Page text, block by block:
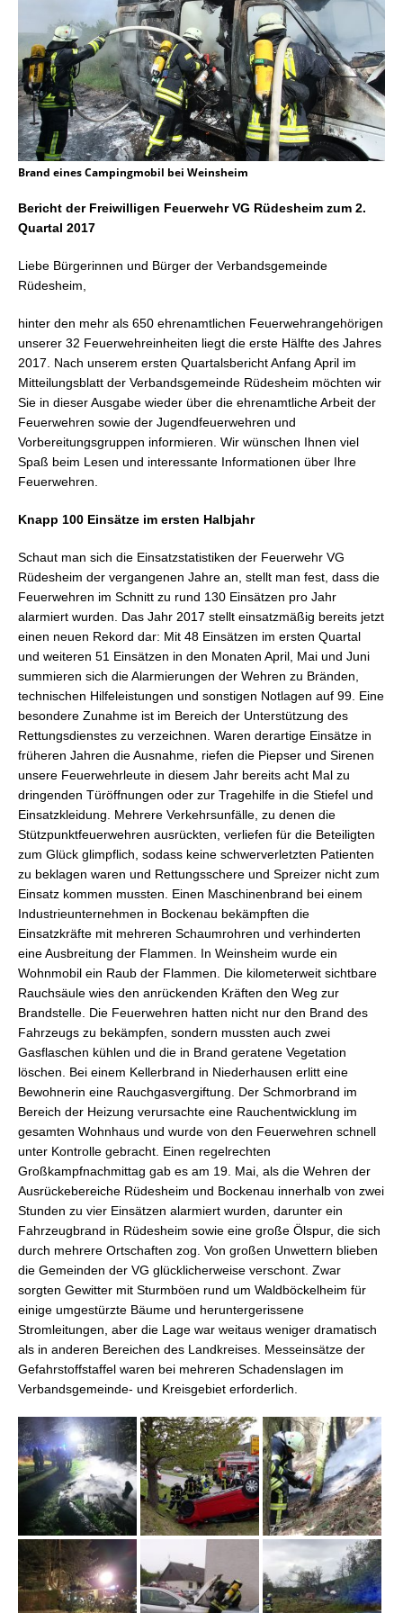
Brand eines Campingmobil bei Weinsheim
Bericht der Freiwilligen Feuerwehr VG Rüdesheim zum 2.
Quartal 2017
Liebe Bürgerinnen und Bürger der Verbandsgemeinde
Rüdesheim,
hinter den mehr als 650 ehrenamtlichen Feuerwehrangehörigen
unserer 32 Feuerwehreinheiten liegt die erste Hälfte des Jahres
2017. Nach unserem ersten Quartalsbericht Anfang April im
Mitteilungsblatt der Verbandsgemeinde Rüdesheim möchten wir
Sie in dieser Ausgabe wieder über die ehrenamtliche Arbeit der
Feuerwehren sowie der Jugendfeuerwehren und
Vorbereitungsgruppen informieren. Wir wünschen Ihnen viel
Spaß beim Lesen und interessante Informationen über Ihre
Feuerwehren.
Knapp 100 Einsätze im ersten Halbjahr
Schaut man sich die Einsatzstatistiken der Feuerwehr VG
Rüdesheim der vergangenen Jahre an, stellt man fest, dass die
Feuerwehren im Schnitt zu rund 130 Einsätzen pro Jahr
alarmiert wurden. Das Jahr 2017 stellt einsatzmäßig bereits jetzt
einen neuen Rekord dar: Mit 48 Einsätzen im ersten Quartal
und weiteren 51 Einsätzen in den Monaten April, Mai und Juni
summieren sich die Alarmierungen der Wehren zu Bränden,
technischen Hilfeleistungen und sonstigen Notlagen auf 99. Eine
besondere Zunahme ist im Bereich der Unterstützung des
Rettungsdienstes zu verzeichnen. Waren derartige Einsätze in
früheren Jahren die Ausnahme, riefen die Piepser und Sirenen
unsere Feuerwehrleute in diesem Jahr bereits acht Mal zu
dringenden Türöffnungen oder zur Tragehilfe in die Stiefel und
Einsatzkleidung. Mehrere Verkehrsunfälle, zu denen die
Stützpunktfeuerwehren ausrückten, verliefen für die Beteiligten
zum Glück glimpflich, sodass keine schwerverletzten Patienten
zu beklagen waren und Rettungsschere und Spreizer nicht zum
Einsatz kommen mussten. Einen Maschinenbrand bei einem
Industrieunternehmen in Bockenau bekämpften die
Einsatzkräfte mit mehreren Schaumrohren und verhinderten
eine Ausbreitung der Flammen. In Weinsheim wurde ein
Wohnmobil ein Raub der Flammen. Die kilometerweit sichtbare
Rauchsäule wies den anrückenden Kräften den Weg zur
Brandstelle. Die Feuerwehren hatten nicht nur den Brand des
Fahrzeugs zu bekämpfen, sondern mussten auch zwei
Gasflaschen kühlen und die in Brand geratene Vegetation
löschen. Bei einem Kellerbrand in Niederhausen erlitt eine
Bewohnerin eine Rauchgasvergiftung. Der Schmorbrand im
Bereich der Heizung verursachte eine Rauchentwicklung im
gesamten Wohnhaus und wurde von den Feuerwehren schnell
unter Kontrolle gebracht. Einen regelrechten
Großkampfnachmittag gab es am 19. Mai, als die Wehren der
Ausrückebereiche Rüdesheim und Bockenau innerhalb von zwei
Stunden zu vier Einsätzen alarmiert wurden, darunter ein
Fahrzeugbrand in Rüdesheim sowie eine große Ölspur, die sich
durch mehrere Ortschaften zog. Von großen Unwettern blieben
die Gemeinden der VG glücklicherweise verschont. Zwar
sorgten Gewitter mit Sturmböen rund um Waldböckelheim für
einige umgestürzte Bäume und heruntergerissene
Stromleitungen, aber die Lage war weitaus weniger dramatisch
als in anderen Bereichen des Landkreises. Messeinsätze der
Gefahrstoffstaffel waren bei mehreren Schadenslagen im
Verbandsgemeinde- und Kreisgebiet erforderlich.